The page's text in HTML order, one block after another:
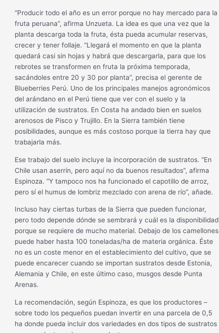
“Producir todo el año es un error porque no hay mercado para la
fruta peruana”, afirma Unzueta. La idea es que una vez que la
planta descarga toda la fruta, ésta pueda acumular reservas,
crecer y tener follaje. “Llegará el momento en que la planta
quedará casi sin hojas y habrá que descargarla, para que los
rebrotes se transformen en fruta la próxima temporada,
sacándoles entre 20 y 30 por planta”, precisa el gerente de
Blueberries Perú. Uno de los principales manejos agronómicos
del arándano en el Perú tiene que ver con el suelo y la
utilización de sustratos. En Costa ha andado bien en suelos
arenosos de Pisco y Trujillo. En la Sierra también tiene
posibilidades, aunque es más costoso porque la tierra hay que
trabajarla más.
Ese trabajo del suelo incluye la incorporación de sustratos. “En
Chile usan aserrín, pero aquí no da buenos resultados”, afirma
Espinoza. “Y tampoco nos ha funcionado el capotillo de arroz,
pero sí el humus de lombriz mezclado con arena de río”, añade.
Incluso hay ciertas turbas de la Sierra que pueden funcionar,
pero todo depende dónde se sembrará y cuál es la disponibilidad
porque se requiere de mucho material. Debajo de los camellones
puede haber hasta 100 toneladas/ha de materia orgánica. Éste
no es un coste menor en el establecimiento del cultivo, que se
puede encarecer cuando se importan sustratos desde Estonia,
Alemania y Chile, en este último caso, musgos desde Punta
Arenas.
La recomendación, según Espinoza, es que los productores –
sobre todo los pequeños puedan invertir en una parcela de 0,5
ha donde pueda incluir dos variedades en dos tipos de sustratos